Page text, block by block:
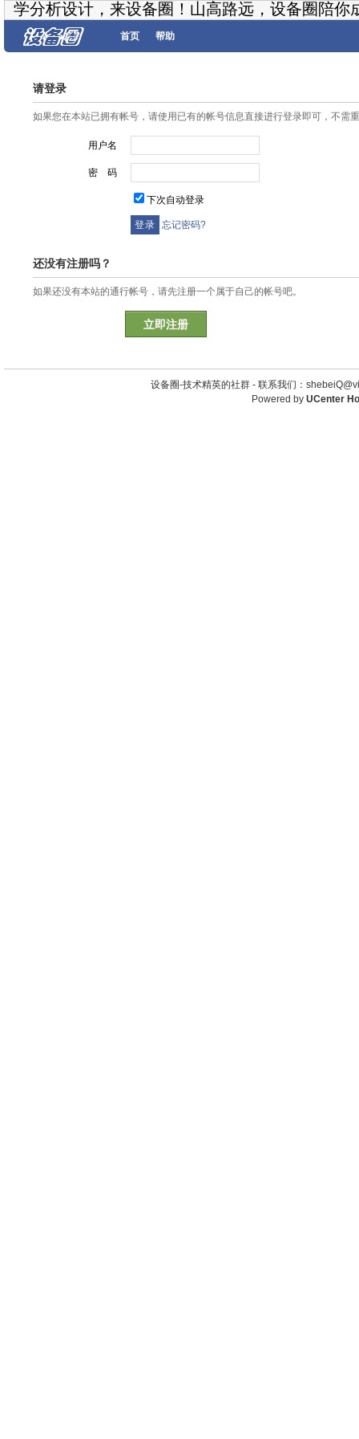
学分析设计，来设备圈！山高路远，设备圈陪你
首页 帮助
请登录
如果您在本站已拥有帐号，请使用已有的帐号信息直接进行登录即可，不需
用户名
密 码
下次自动登录
忘记密码?
还没有注册吗？
如果还没有本站的通行帐号，请先注册一个属于自己的帐号吧。
立即注册
设备圈-技术精英的社群 - 联系我们：
Powered by UCenter